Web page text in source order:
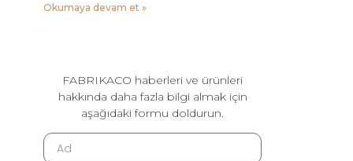
Okumaya devam et »
FABRIKACO haberleri ve ürünleri
hakkında daha fazla bilgi almak için
aşağıdaki formu doldurun.